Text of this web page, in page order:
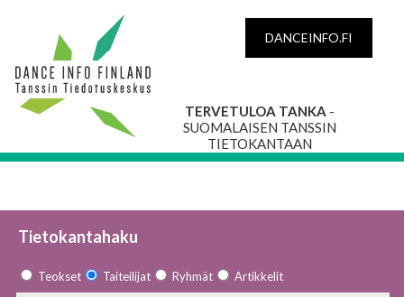
DANCEINFO.FI
TERVETULOA TANKA -
SUOMALAISEN TANSSIN
TIETOKANTAAN
Tietokantahaku
Teokset Taiteilijat Ryhmät Artikkelit